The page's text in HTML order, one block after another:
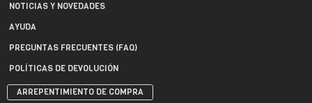
NOTICIAS Y NOVEDADES
AYUDA
PREGUNTAS FRECUENTES (FAQ)
POLÍTICAS DE DEVOLUCIÓN
ARREPENTIMIENTO DE COMPRA